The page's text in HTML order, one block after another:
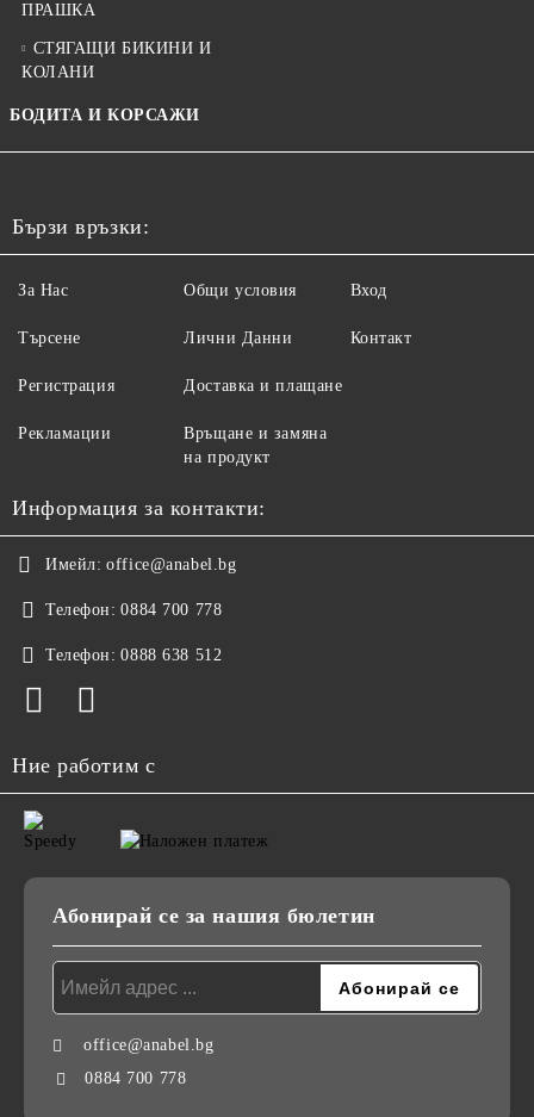
ПРАШКА
СТЯГАЩИ БИКИНИ И
КОЛАНИ
БОДИТА И КОРСАЖИ
Бързи връзки:
За Нас
Търсене
Регистрация
Рекламации
Общи условия
Лични Данни
Доставка и плащане
Връщане и замяна
на продукт
Вход
Контакт
Информация за контакти:
Имейл: office@anabel.bg
Телефон: 0884 700 778
Телефон: 0888 638 512
Ние работим с
Абонирай се за нашия бюлетин
office@anabel.bg
0884 700 778